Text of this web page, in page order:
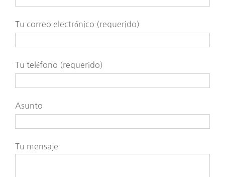
Tu correo electrónico (requerido)
Tu teléfono (requerido)
Asunto
Tu mensaje